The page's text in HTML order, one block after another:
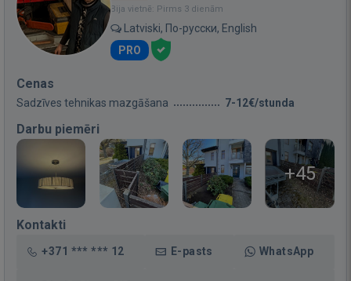
Bija vietnē: Pirms 3 dienām
Latviski, По-русски, English
PRO
Cenas
Sadzīves tehnikas mazgāšana 7-12€/stunda
Darbu piemēri
+45
Kontakti
+371 *** *** 12 E-pasts WhatsApp